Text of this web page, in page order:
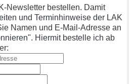
Newsletter bestellen. Damit
und Terminhinweise der LAK
Namen und E-Mail-Adresse an
Hiermit bestelle ich ab